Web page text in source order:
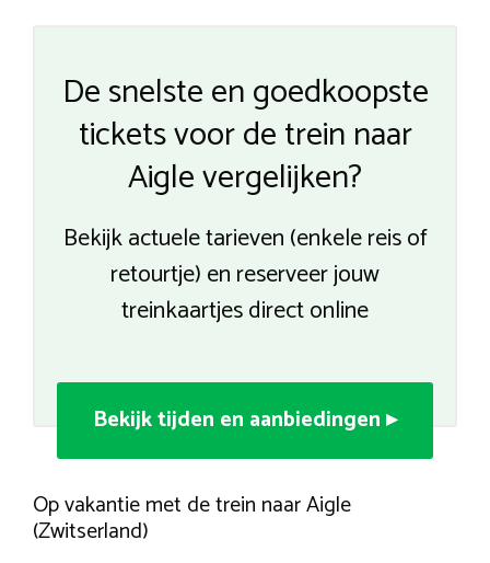
De snelste en goedkoopste
tickets voor de trein naar
Aigle vergelijken?
Bekijk actuele tarieven (enkele reis of
retourtje) en reserveer jouw
treinkaartjes direct online
Bekijk tijden en aanbiedingen ▸
Op vakantie met de trein naar Aigle
(Zwitserland)